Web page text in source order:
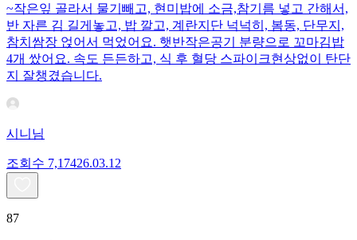
~작은잎 골라서 물기빼고, 현미밥에 소금,참기름 넣고 간해서,
반 자른 김 길게놓고, 밥 깔고, 계란지단 넉넉히, 봄동, 단무지,
참치쌈장 얹어서 먹었어요. 햇반작은공기 분량으로 꼬마김밥
4개 쌌어요. 속도 든든하고, 식 후 혈당 스파이크현상없이 탄단
지 잘챙겼습니다.
시니님
조회수 7,17426.03.12
87